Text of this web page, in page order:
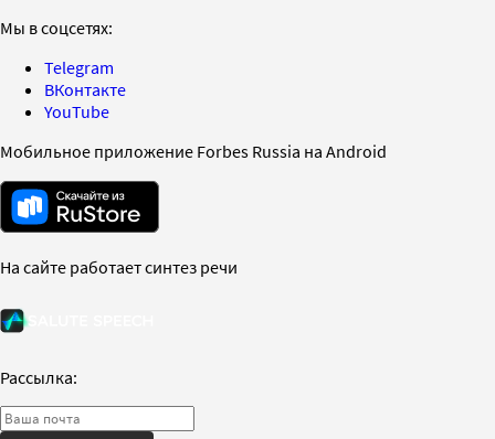
Мы в соцсетях:
Telegram
ВКонтакте
YouTube
Мобильное приложение Forbes Russia на Android
На сайте работает синтез речи
Рассылка: